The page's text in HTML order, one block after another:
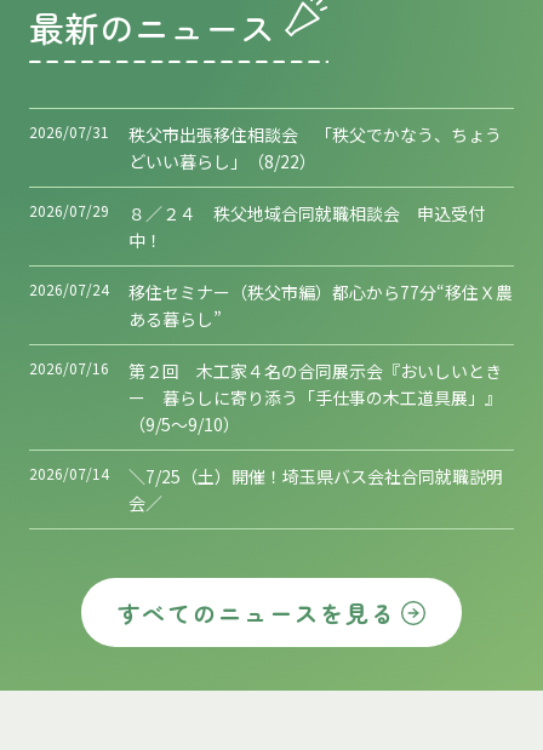
最新のニュース
2026/07/31
秩父市出張移住相談会 「秩父でかなう、ちょう
どいい暮らし」（8/22）
2026/07/29
８／２４ 秩父地域合同就職相談会 申込受付
中！
2026/07/24
移住セミナー（秩父市編）都心から77分“移住Ｘ農
ある暮らし”
2026/07/16
第２回 木工家４名の合同展示会『おいしいとき
ー 暮らしに寄り添う「手仕事の木工道具展」』
（9/5～9/10）
2026/07/14
＼7/25（土）開催！埼玉県バス会社合同就職説明
会／
すべてのニュースを見る